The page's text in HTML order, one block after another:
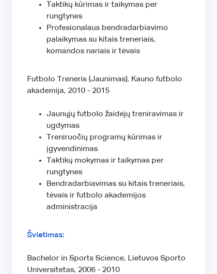
Taktikų kūrimas ir taikymas per
rungtynes
Profesionalaus bendradarbiavimo
palaikymas su kitais treneriais,
komandos nariais ir tėvais
Futbolo Treneris (Jaunimas), Kauno futbolo
akademija, 2010 - 2015
Jaunųjų futbolo žaidėjų treniravimas ir
ugdymas
Treniruočių programų kūrimas ir
įgyvendinimas
Taktikų mokymas ir taikymas per
rungtynes
Bendradarbiavimas su kitais treneriais,
tėvais ir futbolo akademijos
administracija
Švietimas:
Bachelor in Sports Science, Lietuvos Sporto
Universitetas, 2006 - 2010